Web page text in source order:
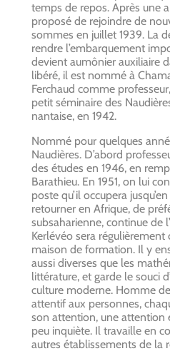
temps de repos. Après une
proposé de rejoindre de
sommes en juillet 1939. La
rendre l’embarquement
devient aumônier auxiliaire
libéré, il est nommé à
Ferchaud comme
petit séminaire des
nantaise, en 1942.
Nommé pour quelques
Naudières. D’abord
des études en 1946, en
Barathieu. En 1951, on lui
poste qu’il occupera
retourner en Afrique, de
subsaharienne, continue de
Kerlévéo sera
maison de formation. Il y
aussi diverses que les
littérature, et garde le souci
culture moderne. Homme
attentif aux personnes,
son attention, une attention
peu inquiète. Il travaille en
autres établissements de la